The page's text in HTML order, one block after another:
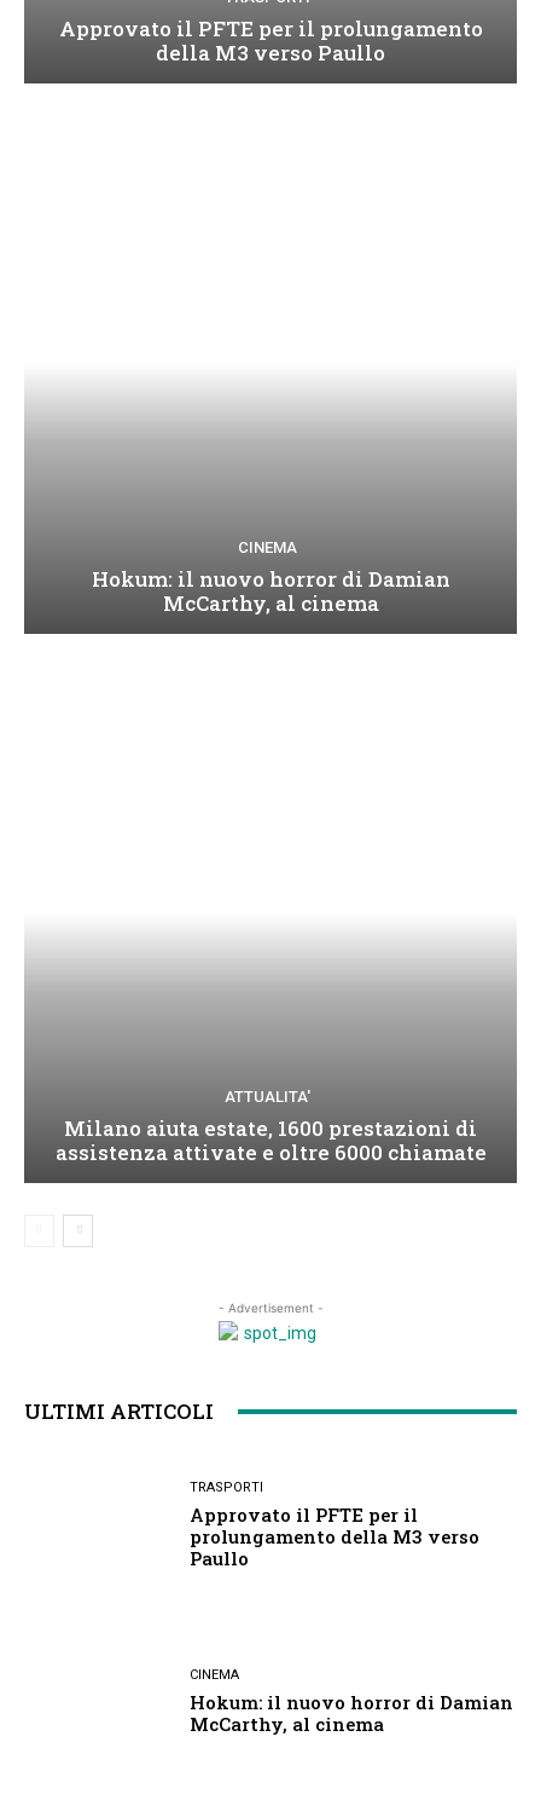
Approvato il PFTE per il prolungamento
della M3 verso Paullo
CINEMA
Hokum: il nuovo horror di Damian
McCarthy, al cinema
ATTUALITA'
Milano aiuta estate, 1600 prestazioni di
assistenza attivate e oltre 6000 chiamate
- Advertisement -
ULTIMI ARTICOLI
TRASPORTI
Approvato il PFTE per il
prolungamento della M3 verso
Paullo
CINEMA
Hokum: il nuovo horror di Damian
McCarthy, al cinema